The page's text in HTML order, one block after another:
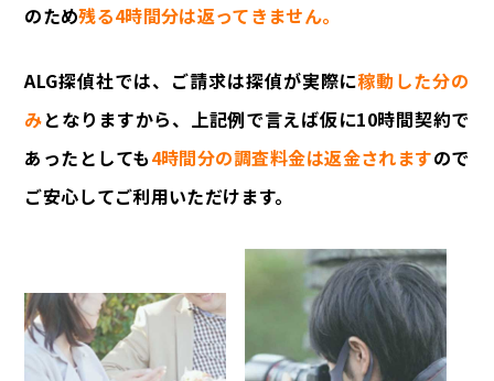
のため残る4時間分は返ってきません。
ALG探偵社では、ご請求は探偵が実際に稼動した分の
みとなりますから、上記例で言えば仮に10時間契約で
あったとしても4時間分の調査料金は返金されますので
ご安心してご利用いただけます。